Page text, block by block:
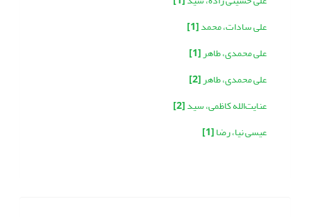
علی سادات، محمد[1]
علی محمدی، طاهر[1]
علی محمدی، طاهر[2]
عنایت‌الله کاظمی، سید[2]
عیسی نیا، رضا[1]